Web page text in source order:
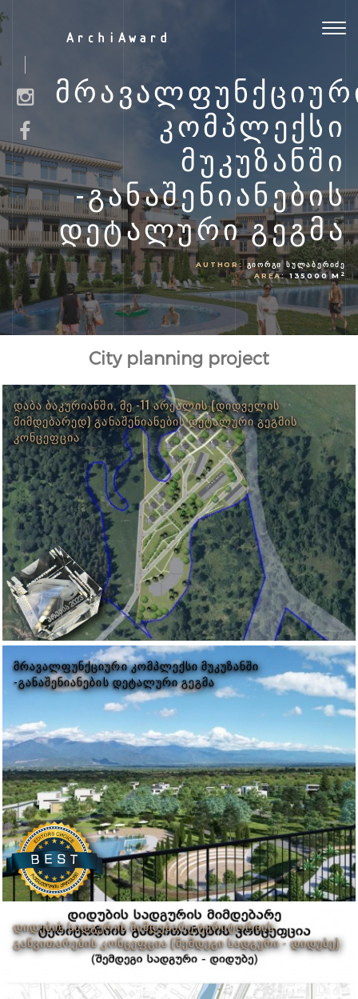
ArchiAward
ᲙᲝᲛᲞᲚᲔᲥᲡᲘ
ᲛᲣᲙᲣᲖᲐᲜᲨᲘ
-ᲒᲐᲜᲐᲨᲔᲜᲘᲐᲜᲔᲑᲘᲡ
ᲓᲔᲢᲐᲚᲣᲠᲘ ᲒᲔᲒᲛᲐ
AUTHOR:ᲒᲘᲝᲠᲒᲘ ᲡᲣᲚᲐᲑᲔᲠᲘᲫᲔ
AREA: 135000 M 2
City planning project
ᲓᲐᲑᲐ ᲑᲐᲙᲣᲠᲘᲐᲜᲨᲘ, ᲛᲔ -11 ᲐᲠᲔᲐᲚᲘᲡ (ᲓᲘᲓᲕᲔᲚᲘᲡ
ᲛᲘᲛᲓᲔᲑᲐᲠᲔᲓ) ᲒᲐᲜᲐᲨᲔᲜᲘᲐᲜᲔᲑᲘᲡ ᲓᲔᲢᲐᲚᲣᲠᲘ ᲒᲔᲒᲛᲘᲡ
ᲙᲝᲜᲪᲔᲤᲪᲘᲐ
ᲛᲠᲐᲕᲐᲚᲤᲣᲜᲥᲪᲘᲣᲠᲘ ᲙᲝᲛᲞᲚᲔᲥᲡᲘ ᲛᲣᲙᲣᲖᲐᲜᲨᲘ
-ᲒᲐᲜᲐᲨᲔᲜᲘᲐᲜᲔᲑᲘᲡ ᲓᲔᲢᲐᲚᲣᲠᲘ ᲒᲔᲒᲛᲐ
ᲓᲘᲓᲣᲑᲘᲡ ᲡᲐᲓᲒᲣᲠᲘᲡ ᲛᲘᲛᲓᲔᲑᲐᲠᲔ ᲢᲔᲠᲘᲢᲝᲠᲘᲘᲡ
ᲒᲐᲜᲕᲘᲗᲐᲠᲔᲑᲘᲡ ᲙᲝᲜᲪᲔᲤᲪᲘᲐ (ᲨᲔᲛᲓᲔᲒᲘ ᲡᲐᲓᲒᲣᲠᲘ - ᲓᲘᲓᲣᲑᲔ)